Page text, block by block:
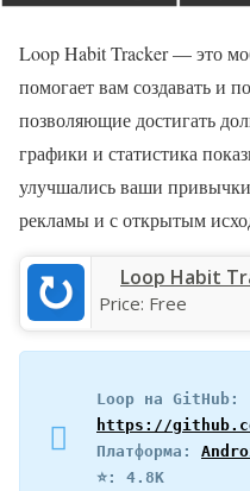
Loop Habit Tracker — это
помогает вам создавать и
позволяющие достигать
графики и статистика
улучшались ваши
рекламы и с открытым
Loop Habit
Price: Free
https://
Платформа:
⭐️: 4.8K